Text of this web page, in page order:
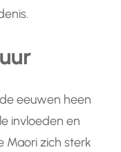
eeuwen heen
invloeden en
Maori zich sterk